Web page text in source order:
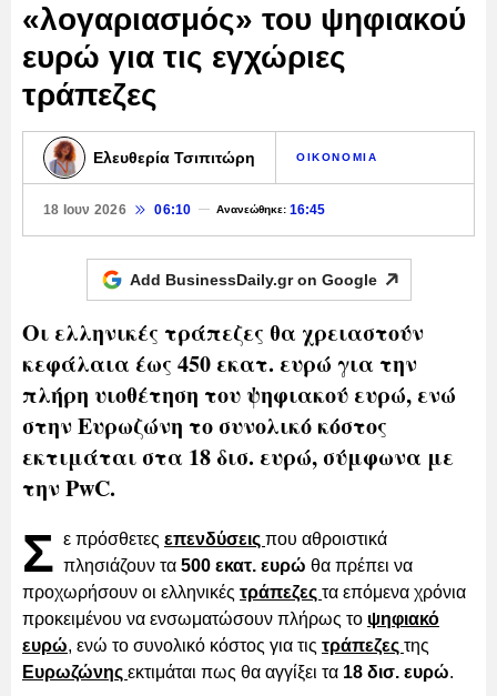
«λογαριασμός» του ψηφιακού
ευρώ για τις εγχώριες
τράπεζες
Ελευθερία Τσιπιτώρη ΟΙΚΟΝΟΜΙΑ
18 Ιουν 2026 06:10 Ανανεώθηκε:16:45
Add BusinessDaily.gr on Google
Οι ελληνικές τράπεζες θα χρειαστούν
κεφάλαια έως 450 εκατ. ευρώ για την
πλήρη υιοθέτηση του ψηφιακού ευρώ, ενώ
στην Ευρωζώνη το συνολικό κόστος
εκτιμάται στα 18 δισ. ευρώ, σύμφωνα με
την PwC.
Σ ε πρόσθετες επενδύσεις που αθροιστικά
πλησιάζουν τα 500 εκατ. ευρώ θα πρέπει να
προχωρήσουν οι ελληνικές τράπεζες τα επόμενα χρόνια
προκειμένου να ενσωματώσουν πλήρως το ψηφιακό
ευρώ, ενώ το συνολικό κόστος για τις τράπεζες της
Ευρωζώνης εκτιμάται πως θα αγγίξει τα 18 δισ. ευρώ.